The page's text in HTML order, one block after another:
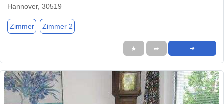
Hannover, 30519
Zimmer Zimmer 2
★ ➦ ➜